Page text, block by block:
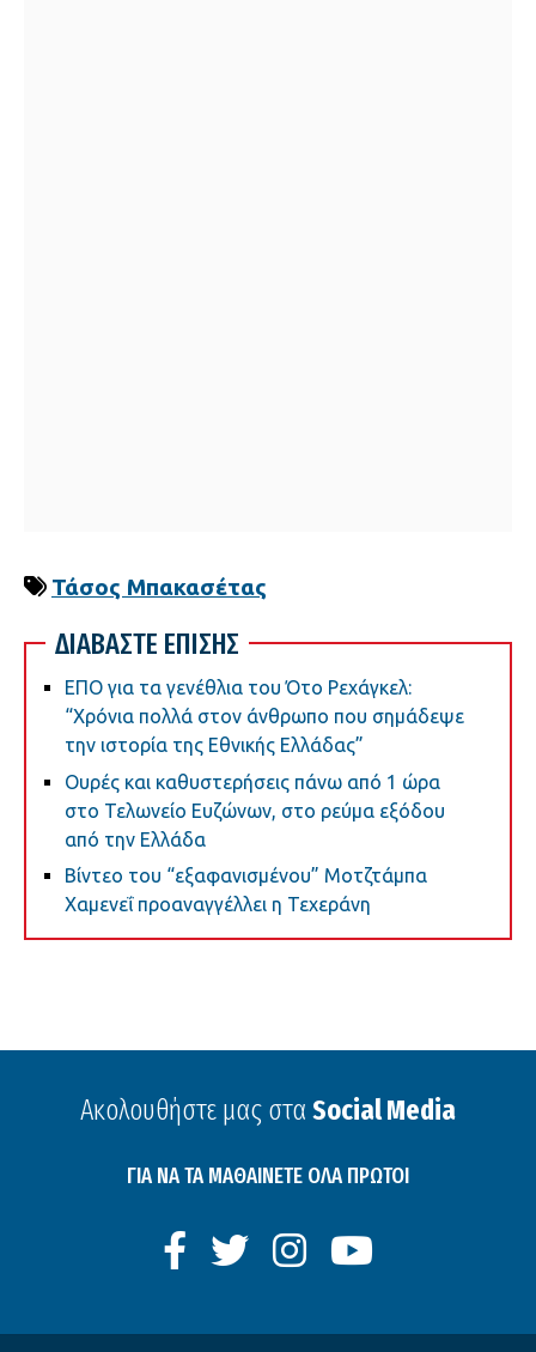
Τάσος Μπακασέτας
ΔΙΑΒΑΣΤΕ ΕΠΙΣΗΣ
ΕΠΟ για τα γενέθλια του Ότο Ρεχάγκελ:
“Χρόνια πολλά στον άνθρωπο που σημάδεψε
την ιστορία της Εθνικής Ελλάδας”
Ουρές και καθυστερήσεις πάνω από 1 ώρα
στο Τελωνείο Ευζώνων, στο ρεύμα εξόδου
από την Ελλάδα
Βίντεο του “εξαφανισμένου” Μοτζτάμπα
Χαμενεΐ προαναγγέλλει η Τεχεράνη
Ακολουθήστε μας στα Social Media
ΓΙΑ ΝΑ ΤΑ ΜΑΘΑΙΝΕΤΕ ΟΛΑ ΠΡΩΤΟΙ